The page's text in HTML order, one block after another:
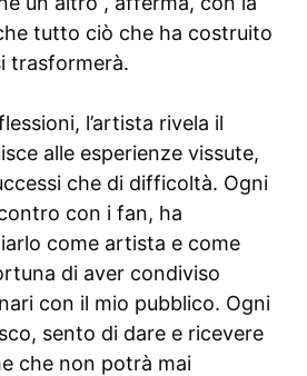
tutto ciò che ha costruito
trasformerà.
l’artista rivela il
alle esperienze vissute,
che di difficoltà. Ogni
con i fan, ha
come artista e come
di aver condiviso
con il mio pubblico. Ogni
sento di dare e ricevere
che non potrà mai